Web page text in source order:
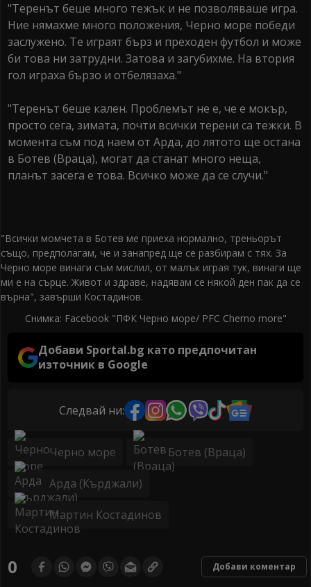
"Теренът беше много тежък и не позволяваше игра.
Ние нямахме много положения, Черно море победи
заслужено. Те играят бърз и преходен футбол и може
би това ни затрудни. Затова и загубихме. На втория
гол играха бързо и отбелязаха."
"Теренът беше кален. Проблемът не е, че е мокър,
просто сега, зимата, почти всички терени са тежки. В
момента съм под наем от Арда, до лятото ще остана
в Ботев (Враца), могат да станат много неща,
планът засега е това. Всичко може да се случи."
"Всички момчета в Ботев ме приеха нормално, треньорът
също, предполагам, че и занапред ще се разбирам с тях. За
Черно море винаги съм мислил, от малък играя тук, винаги ще
ми е на сърце. Живот и здраве, надявам се някой ден пак да се
върна", завърши Костадинов.
Снимка: Facebook "ПФК Черно море/ PFC Cherno more"
Добави Sportal.bg като предпочитан
източник в Google
Следвай ни:
Черно море Ботев (Враца)
Арда (Кърджали)
Мартин Костадинов
0 Добави коментар